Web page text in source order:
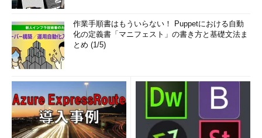
クピアリグを使用した接続
合には、VPN接続の実施というようなネットワーク構成をとる必
要があります。
詳細については
おわりに
前編ではPaaSのSQL Serverの特徴を、後編ではSQL
DatabaseとManaged Instanceの特徴を紹介しました。
作業手順書はもういらない！ Puppetにおける自動
化の定義書「マニフェスト」の書き方と基礎文法ま
とめ (1/5)